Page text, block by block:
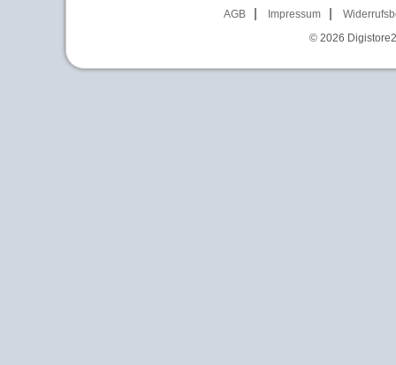
AGB Impressum
© 2026